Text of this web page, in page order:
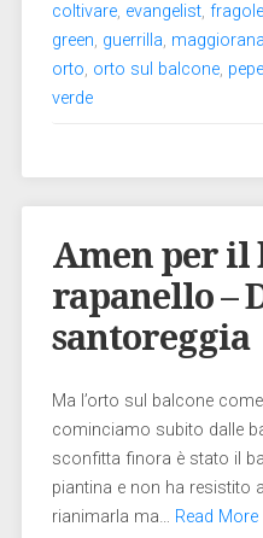
coltivare, evangelist, fragole
green, guerrilla, maggiorana
orto, orto sul balcone,
verde
Amen per il
rapanello –
santoreggia
Ma l’orto sul balcone
cominciamo subito dalle
sconfitta finora è stato il
piantina e non ha resistito
rianimarla ma… Read More